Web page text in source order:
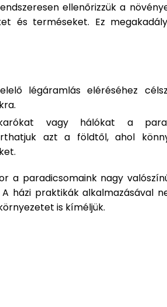
ellenőrizzük a
és terméseket. Ez
légáramlás eléréséhez
vagy hálókat a
azt a földtől, ahol
a paradicsomaink nagy
házi praktikák alkalmazásával
is kíméljük.